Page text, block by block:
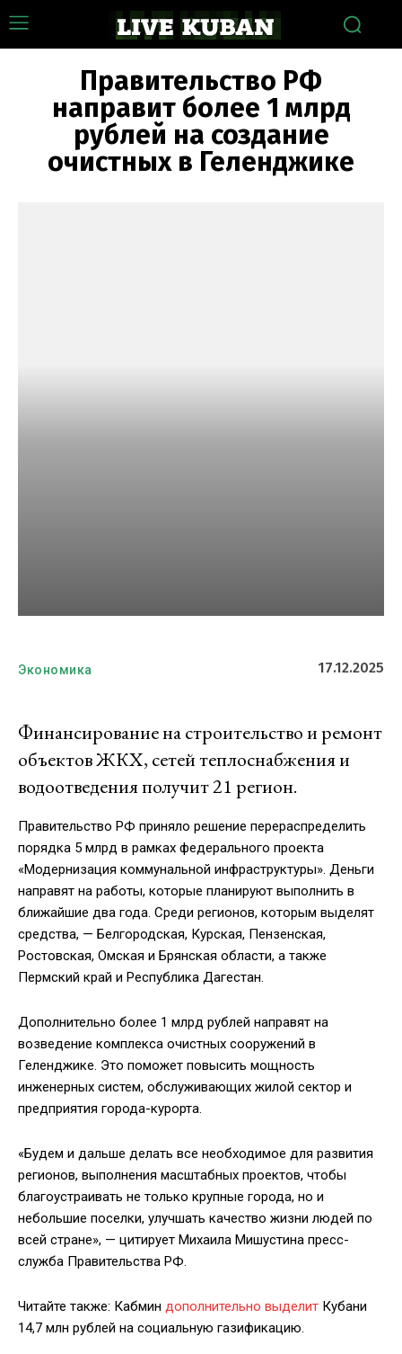
Правительство РФ
направит более 1 млрд
рублей на создание
очистных в Геленджике
Экономика 17.12.2025
Финансирование на строительство и ремонт
объектов ЖКХ, сетей теплоснабжения и
водоотведения получит 21 регион.
Правительство РФ приняло решение перераспределить
порядка 5 млрд в рамках федерального проекта
«Модернизация коммунальной инфраструктуры». Деньги
направят на работы, которые планируют выполнить в
ближайшие два года. Среди регионов, которым выделят
средства, — Белгородская, Курская, Пензенская,
Ростовская, Омская и Брянская области, а также
Пермский край и Республика Дагестан.
Дополнительно более 1 млрд рублей направят на
возведение комплекса очистных сооружений в
Геленджике. Это поможет повысить мощность
инженерных систем, обслуживающих жилой сектор и
предприятия города-курорта.
«Будем и дальше делать все необходимое для развития
регионов, выполнения масштабных проектов, чтобы
благоустраивать не только крупные города, но и
небольшие поселки, улучшать качество жизни людей по
всей стране», — цитирует Михаила Мишустина пресс-
служба Правительства РФ.
Читайте также: Кабмин дополнительно выделит Кубани
14,7 млн рублей на социальную газификацию.